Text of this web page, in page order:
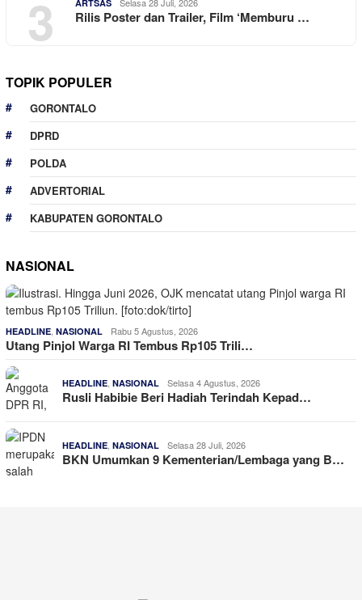
3 ARTSAS Selasa 28 Juli, 2026
Rilis Poster dan Trailer, Film ‘Memburu …
TOPIK POPULER
GORONTALO
DPRD
POLDA
ADVERTORIAL
KABUPATEN GORONTALO
NASIONAL
HEADLINE, NASIONAL Rabu 5 Agustus, 2026
Utang Pinjol Warga RI Tembus Rp105 Trili…
HEADLINE, NASIONAL Selasa 4 Agustus, 2026
Rusli Habibie Beri Hadiah Terindah Kepad…
HEADLINE, NASIONAL Selasa 28 Juli, 2026
BKN Umumkan 9 Kementerian/Lembaga yang B…